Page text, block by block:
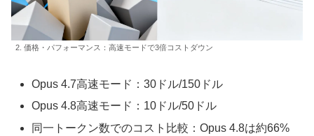
2. 価格・パフォーマンス：高速モードで3倍コストダウン
Opus 4.7高速モード：30ドル/150ドル
Opus 4.8高速モード：10ドル/50ドル
同一トークン数でのコスト比較：Opus 4.8は約66%